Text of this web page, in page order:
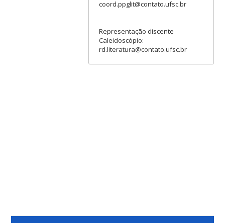
coord.ppglit@contato.ufsc.br
Representação discente
Caleidoscópio:
rd.literatura@contato.ufsc.br